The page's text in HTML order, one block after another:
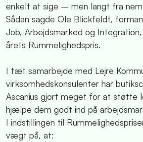
enkelt at sige – men langt fra
Sådan sagde Ole Blickfeldt,
Job, Arbejdsmarked og
årets Rummelighedspris.
I tæt samarbejde med Lejre
virksomhedskonsulenter har
Ascanius gjort meget for at støtte
hjælpe dem godt ind på
I indstillingen til
vægt på, at: